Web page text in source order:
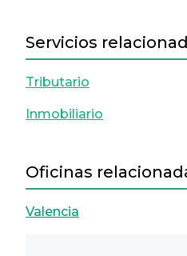
Servicios
Tributario
Inmobiliario
Oficinas
Valencia